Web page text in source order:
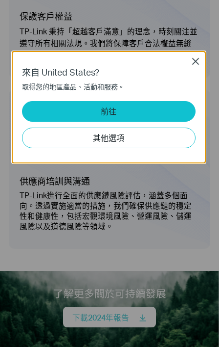
保護客戶權益
TP-Link 秉持「超越客戶滿意」的理念，時刻關注並
遵守所有相關法規。我們將保障客戶合法權益無縫
融入公司治理、文化建設與業務成長策略之中。
462
為供應商舉辦產品品質培訓課程
供應商培訓與溝通
TP-Link進行全面的供應鏈風險評估，涵蓋多個面
向。透過實施適當的措施，我們確保供應鏈的穩定
性和健康性，包括宏觀環境風險、營運風險、儲運
風險以及道德風險等領域。
了解更多關於可持續發展
下載2024年報告
來自 United States?
取得您的地區產品、活動和服務。
前往
其他選項
Close